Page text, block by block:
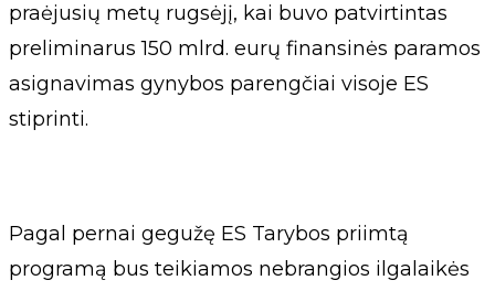
praėjusių metų rugsėjį, kai buvo patvirtintas
preliminarus 150 mlrd. eurų finansinės paramos
asignavimas gynybos parengčiai visoje ES
stiprinti.
Pagal pernai gegužę ES Tarybos priimtą
programą bus teikiamos nebrangios ilgalaikės